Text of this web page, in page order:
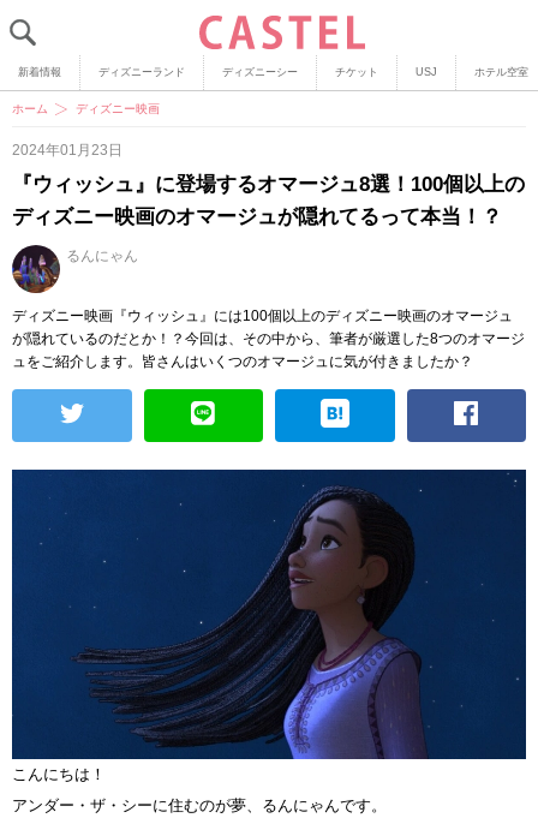
新着情報 ディズニーランド ディズニーシー チケット USJ ホテル空室
ホーム ディズニー映画
2024年01月23日
『ウィッシュ』に登場するオマージュ8選！100個以上の
ディズニー映画のオマージュが隠れてるって本当！？
るんにゃん
ディズニー映画『ウィッシュ』には100個以上のディズニー映画のオマージュ
が隠れているのだとか！？今回は、その中から、筆者が厳選した8つのオマージ
ュをご紹介します。皆さんはいくつのオマージュに気が付きましたか？
こんにちは！
アンダー・ザ・シーに住むのが夢、るんにゃんです。